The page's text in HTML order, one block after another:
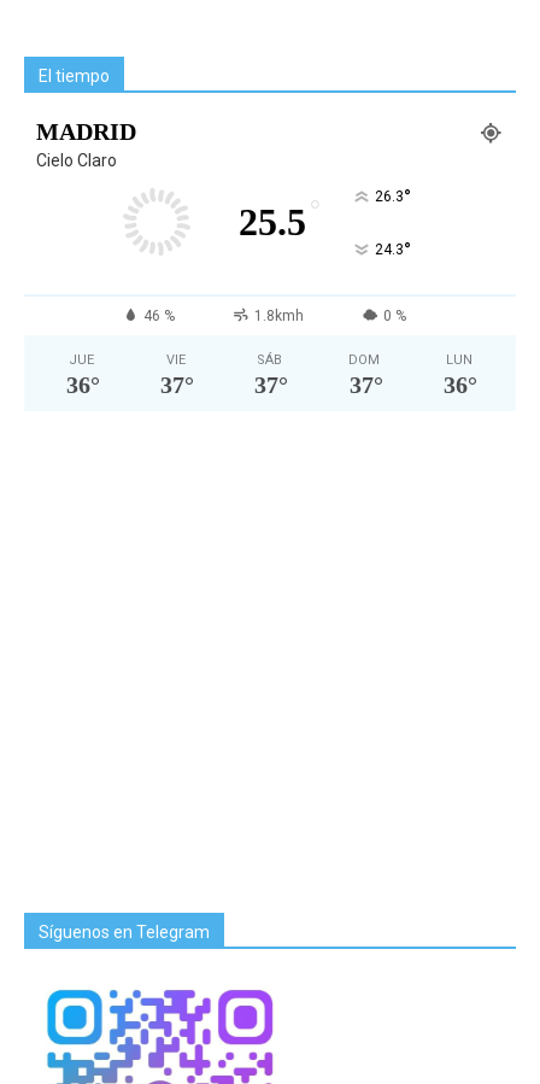
El tiempo
MADRID
Cielo Claro
25.5 ° 26.3°
24.3°
46 % 1.8kmh 0 %
JUE
36°
VIE
37°
SÁB
37°
DOM
37°
LUN
36°
Síguenos en Telegram